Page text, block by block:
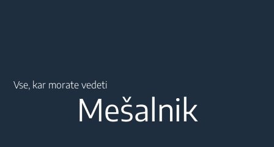
Vse, kar morate vedeti
Mešalnik